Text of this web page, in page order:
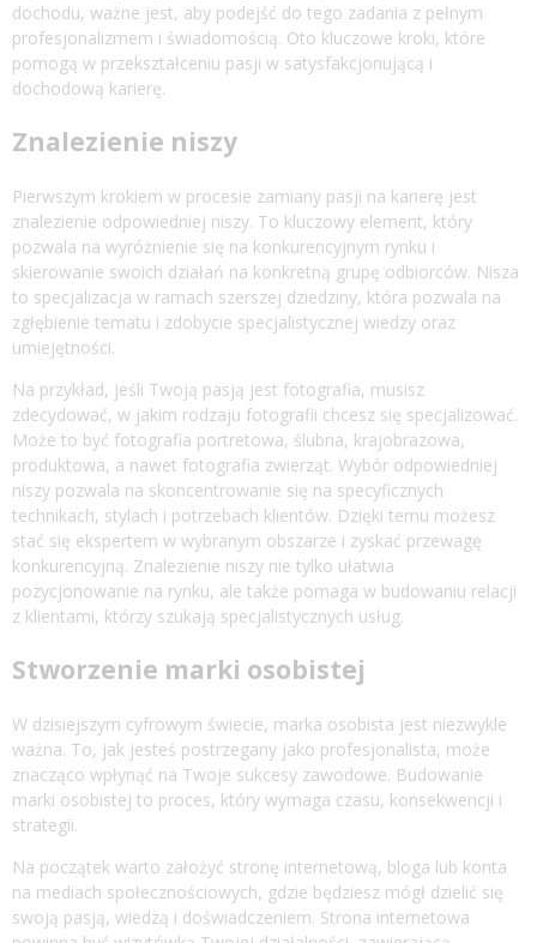
dochodu, ważne jest, aby podejść do tego zadania z pełnym
profesjonalizmem i świadomością. Oto kluczowe kroki, które
pomogą w przekształceniu pasji w satysfakcjonującą i
dochodową karierę.
Znalezienie niszy
Pierwszym krokiem w procesie zamiany pasji na karierę jest
znalezienie odpowiedniej niszy. To kluczowy element, który
pozwala na wyróżnienie się na konkurencyjnym rynku i
skierowanie swoich działań na konkretną grupę odbiorców. Nisza
to specjalizacja w ramach szerszej dziedziny, która pozwala na
zgłębienie tematu i zdobycie specjalistycznej wiedzy oraz
umiejętności.
Na przykład, jeśli Twoją pasją jest fotografia, musisz
zdecydować, w jakim rodzaju fotografii chcesz się specjalizować.
Może to być fotografia portretowa, ślubna, krajobrazowa,
produktowa, a nawet fotografia zwierząt. Wybór odpowiedniej
niszy pozwala na skoncentrowanie się na specyficznych
technikach, stylach i potrzebach klientów. Dzięki temu możesz
stać się ekspertem w wybranym obszarze i zyskać przewagę
konkurencyjną. Znalezienie niszy nie tylko ułatwia
pozycjonowanie na rynku, ale także pomaga w budowaniu relacji
z klientami, którzy szukają specjalistycznych usług.
Stworzenie marki osobistej
W dzisiejszym cyfrowym świecie, marka osobista jest niezwykle
ważna. To, jak jesteś postrzegany jako profesjonalista, może
znacząco wpłynąć na Twoje sukcesy zawodowe. Budowanie
marki osobistej to proces, który wymaga czasu, konsekwencji i
strategii.
Na początek warto założyć stronę internetową, bloga lub konta
na mediach społecznościowych, gdzie będziesz mógł dzielić się
swoją pasją, wiedzą i doświadczeniem. Strona internetowa